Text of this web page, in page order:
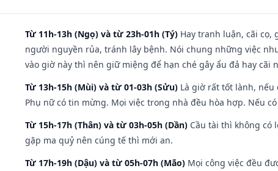
Từ 11h-13h (Ngọ) và từ 23h-01h (Tý) Hay tranh luận, cãi cọ,
người nguyền rủa, tránh lây bệnh. Nói chung những việc
vào giờ này thì nên giữ miệng để hạn ché gây ẩu đả hay cãi
Từ 13h-15h (Mùi) và từ 01-03h (Sửu) Là giờ rất tốt lành,
Phụ nữ có tin mừng. Mọi việc trong nhà đều hòa hợp. Nếu
Từ 15h-17h (Thân) và từ 03h-05h (Dần) Cầu tài thì không có
gặp ma quỷ nên cúng tế thì mới an.
Từ 17h-19h (Dậu) và từ 05h-07h (Mão) Mọi công việc đều